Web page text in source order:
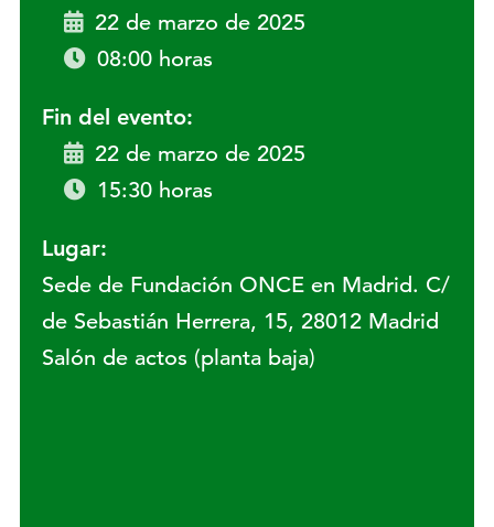
22 de marzo de 2025
08:00 horas
Fin del evento:
22 de marzo de 2025
15:30 horas
Lugar:
Sede de Fundación ONCE en Madrid. C/
de Sebastián Herrera, 15, 28012 Madrid
Salón de actos (planta baja)